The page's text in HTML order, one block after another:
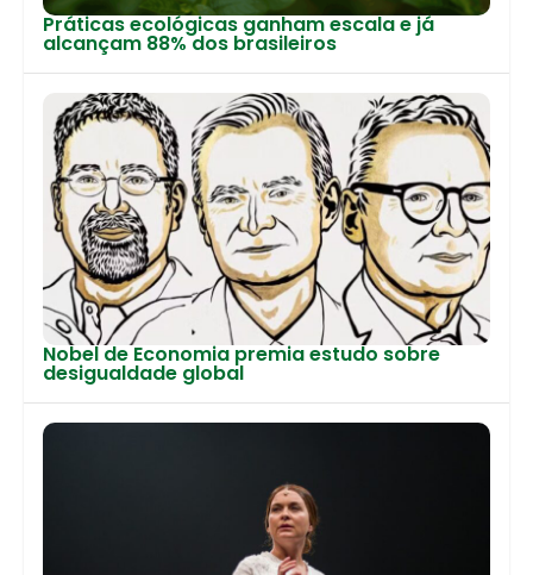
Práticas ecológicas ganham escala e já
alcançam 88% dos brasileiros
Nobel de Economia premia estudo sobre
desigualdade global